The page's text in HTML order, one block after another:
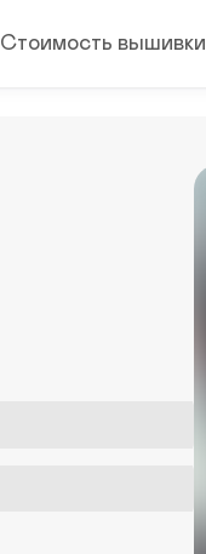
Стоимость вышивки